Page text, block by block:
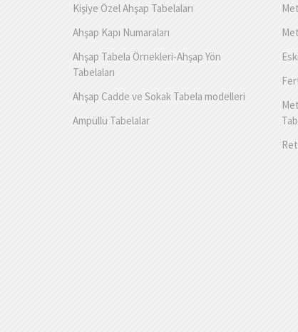
Kişiye Özel Ahşap Tabelaları
Ahşap Kapı Numaraları
Ahşap Tabela Örnekleri-Ahşap Yön
Tabelaları
Ahşap Cadde ve Sokak Tabela modelleri
Ampüllü Tabelalar